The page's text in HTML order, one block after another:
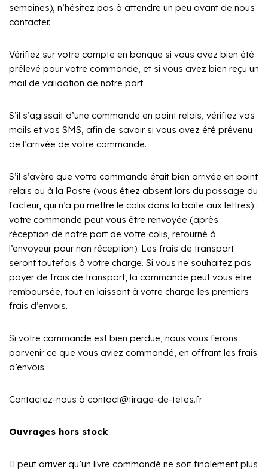
semaines), n’hésitez pas à attendre un peu avant de nous
contacter.
Vérifiez sur votre compte en banque si vous avez bien été
prélevé pour votre commande, et si vous avez bien reçu un
mail de validation de notre part.
S’il s’agissait d’une commande en point relais, vérifiez vos
mails et vos SMS, afin de savoir si vous avez été prévenu
de l’arrivée de votre commande.
S’il s’avère que votre commande était bien arrivée en point
relais ou à la Poste (vous étiez absent lors du passage du
facteur, qui n’a pu mettre le colis dans la boîte aux lettres) :
votre commande peut vous être renvoyée (après
réception de notre part de votre colis, retourné à
l’envoyeur pour non réception). Les frais de transport
seront toutefois à votre charge. Si vous ne souhaitez pas
payer de frais de transport, la commande peut vous être
remboursée, tout en laissant à votre charge les premiers
frais d’envois.
Si votre commande est bien perdue, nous vous ferons
parvenir ce que vous aviez commandé, en offrant les frais
d’envois.
Contactez-nous à contact@tirage-de-tetes.fr
Ouvrages hors stock
Il peut arriver qu’un livre commandé ne soit finalement plus